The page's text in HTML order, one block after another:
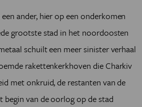
ander, hier op een onderkomen
grootste stad in het noordoosten
schuilt een meer sinister verhaal
rakettenkerkhoven die Charkiv
met onkruid, de restanten van de
begin van de oorlog op de stad